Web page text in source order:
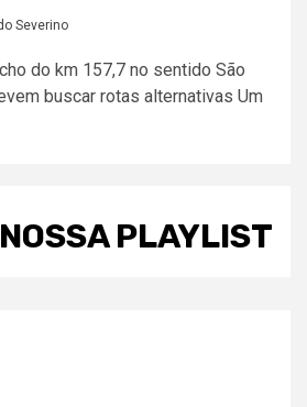
Severino
do km 157,7 no sentido São
buscar rotas alternativas Um
PLAYLIST